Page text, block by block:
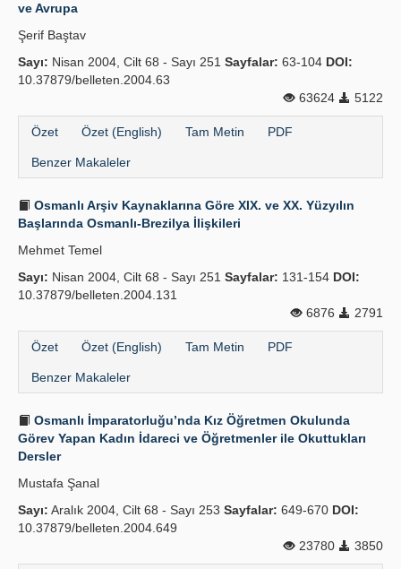
ve Avrupa
Şerif Baştav
Sayı: Nisan 2004, Cilt 68 - Sayı 251 Sayfalar: 63-104 DOI:
10.37879/belleten.2004.63
63624
5122
Özet Özet (English) Tam Metin PDF
Benzer Makaleler
Osmanlı Arşiv Kaynaklarına Göre XIX. ve XX. Yüzyılın
Başlarında Osmanlı-Brezilya İlişkileri
Mehmet Temel
Sayı: Nisan 2004, Cilt 68 - Sayı 251 Sayfalar: 131-154 DOI:
10.37879/belleten.2004.131
6876
2791
Özet Özet (English) Tam Metin PDF
Benzer Makaleler
Osmanlı İmparatorluğu’nda Kız Öğretmen Okulunda
Görev Yapan Kadın İdareci ve Öğretmenler ile Okuttukları
Dersler
Mustafa Şanal
Sayı: Aralık 2004, Cilt 68 - Sayı 253 Sayfalar: 649-670 DOI:
10.37879/belleten.2004.649
23780
3850